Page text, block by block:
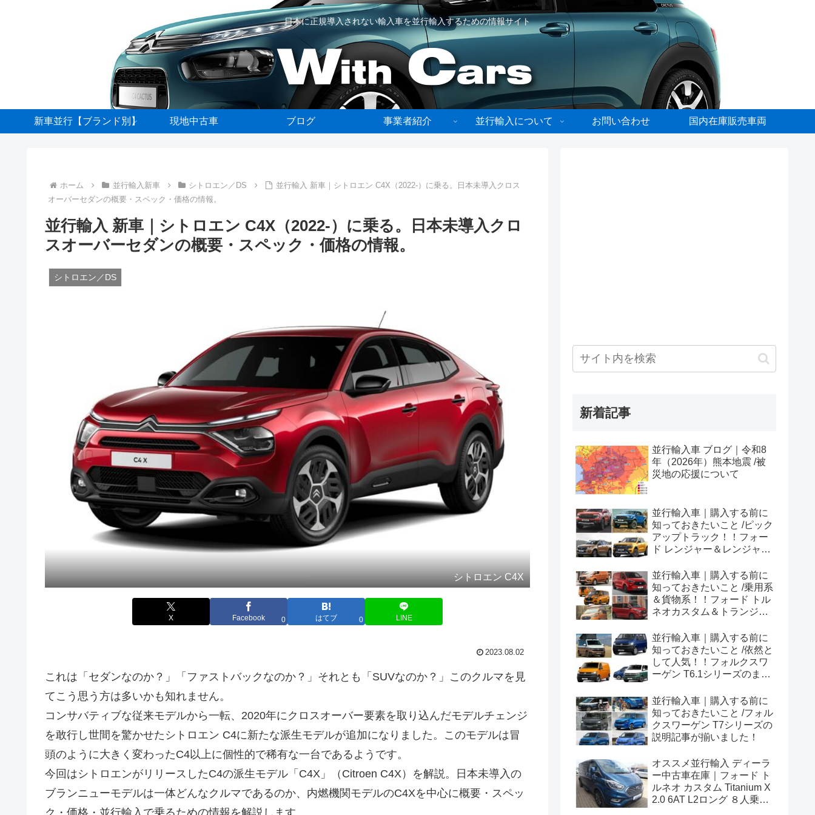
日本に正規導入されない輸入車を並行輸入するための情報サイト
新車並行【ブランド別】 現地中古車 ブログ 事業者紹介 並行輸入について お問い合わせ 国内在庫販売車両
ホーム 並行輸入新車 シトロエン／DS
並行輸入 新車｜シトロエン C4X（2022-）に乗る。日本未導入クロス
オーバーセダンの概要・スペック・価格の情報。
並行輸入 新車｜シトロエン C4X（2022-）に乗る。日本未導入クロ
スオーバーセダンの概要・スペック・価格の情報。
シトロエン／DS
シトロエン C4X
X Facebook 0 はてブ 0 LINE
2023.08.02
これは「セダンなのか？」「ファストバックなのか？」それとも「SUVなのか？」このクルマを見
てこう思う方は多いかも知れません。
コンサバティブな従来モデルから一転、2020年にクロスオーバー要素を取り込んだモデルチェンジ
を敢行し世間を驚かせたシトロエン C4に新たな派生モデルが追加になりました。このモデルは冒
頭のように大きく変わったC4以上に個性的で稀有な一台であるようです。
今回はシトロエンがリリースしたC4の派生モデル「C4X」（Citroen C4X）を解説。日本未導入の
ブランニューモデルは一体どんなクルマであるのか、内燃機関モデルのC4Xを中心に概要・スペッ
ク・価格・並行輸入で乗るための情報を解説します。
新着記事
並行輸入車 ブログ｜令和8
年（2026年）熊本地震 /被
災地の応援について
並行輸入車｜購入する前に
知っておきたいこと /ピック
アップトラック！！フォー
ド レンジャー＆レンジャー
め！
並行輸入車｜購入する前に
知っておきたいこと /乗用系
＆貨物系！！フォード トル
ネオカスタム＆トランジッ
め！
並行輸入車｜購入する前に
知っておきたいこと /依然と
して人気！！フォルクスワ
ーゲン T6.1シリーズのまと
並行輸入車｜購入する前に
知っておきたいこと /フォル
クスワーゲン T7シリーズの
説明記事が揃いました！
オススメ並行輸入 ディーラ
ー中古車在庫｜フォード ト
ルネオ カスタム Titanium X
2.0 6AT L2ロング ８人乗り